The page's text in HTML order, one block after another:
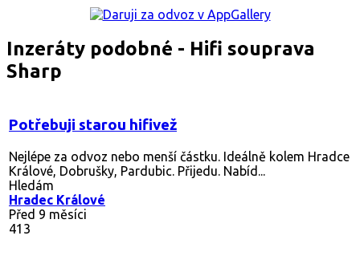
Inzeráty podobné - Hifi souprava
Sharp
Potřebuji starou hifivež
Nejlépe za odvoz nebo menší částku. Ideálně kolem Hradce
Králové, Dobrušky, Pardubic. Přijedu. Nabíd...
Hledám
Hradec Králové
Před 9 měsíci
413